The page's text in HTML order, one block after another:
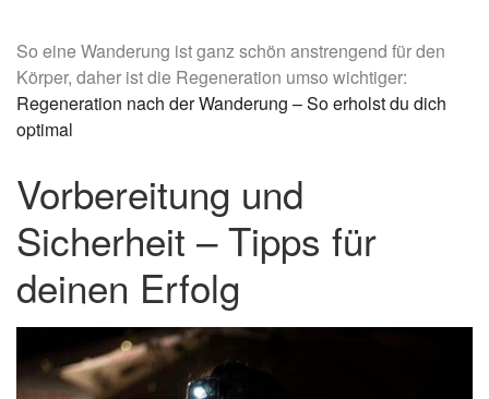
So eine Wanderung ist ganz schön anstrengend für den
Körper, daher ist die Regeneration umso wichtiger:
Regeneration nach der Wanderung – So erholst du dich
optimal
Vorbereitung und
Sicherheit – Tipps für
deinen Erfolg